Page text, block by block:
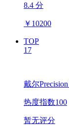
8.4 分
￥ 10200
TOP
17
戴尔
热度指数100
暂无评分